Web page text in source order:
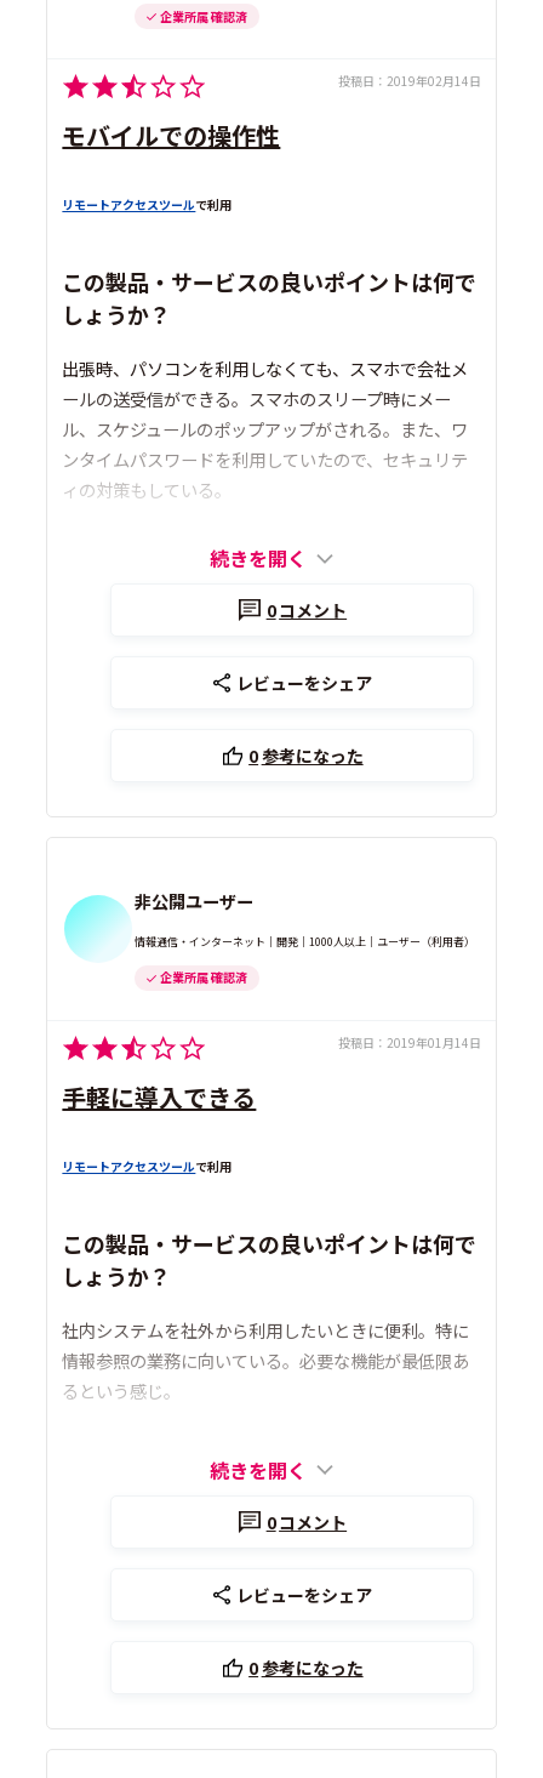
企業所属 確認済
投稿日： 2019年02月14日
モバイルでの操作性
リモートアクセスツールで利用
この製品・サービスの良いポイントは何で
しょうか？
出張時、パソコンを利用しなくても、スマホで会社メ
ールの送受信ができる。スマホのスリープ時にメー
ル、スケジュールのポップアップがされる。また、ワ
ンタイムパスワードを利用していたので、セキュリテ
ィの対策もしている。
続きを開く
0コメント
レビューをシェア
0参考になった
非公開ユーザー
情報通信・インターネット｜開発｜1000人以上｜ユーザー（利用者）
企業所属 確認済
投稿日： 2019年01月14日
手軽に導入できる
リモートアクセスツールで利用
この製品・サービスの良いポイントは何で
しょうか？
社内システムを社外から利用したいときに便利。特に
情報参照の業務に向いている。必要な機能が最低限あ
るという感じ。
続きを開く
0コメント
レビューをシェア
0参考になった